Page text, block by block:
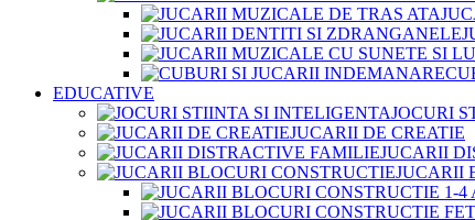
EDUCATIVE
JOCURI
JUCARII DE CREATIE
JUCARII
JUCARII